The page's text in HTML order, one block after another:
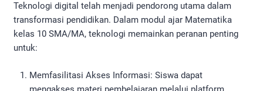
Teknologi digital telah menjadi pendorong utama dalam
transformasi pendidikan. Dalam modul ajar Matematika
kelas 10 SMA/MA, teknologi memainkan peranan penting
untuk:
Memfasilitasi Akses Informasi: Siswa dapat